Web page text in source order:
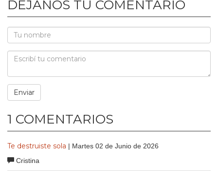
DEJANOS TU COMENTARIO
1 COMENTARIOS
Te destruiste sola | Martes 02 de Junio de 2026
Cristina